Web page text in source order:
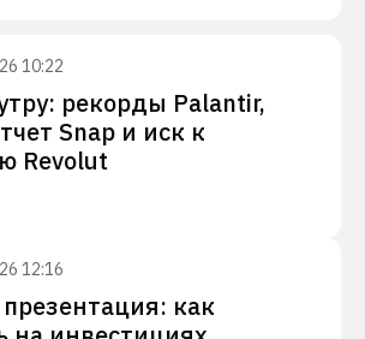
10:22
рекорды Palantir,
Snap и иск к
Revolut
12:16
как